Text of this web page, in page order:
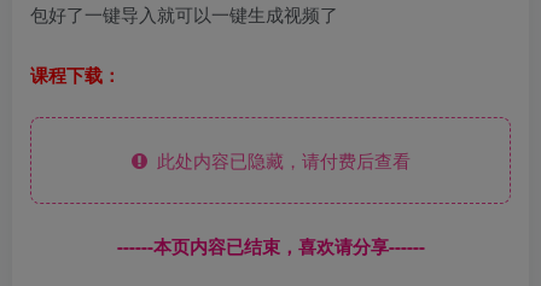
包好了一键导入就可以一键生成视频了
课程下载：
此处内容已隐藏，请付费后查看
------本页内容已结束，喜欢请分享------